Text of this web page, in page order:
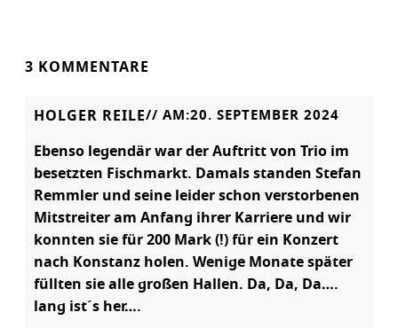
3 KOMMENTARE
HOLGER REILE// AM:20. SEPTEMBER 2024
Ebenso legendär war der Auftritt von Trio im
besetzten Fischmarkt. Damals standen Stefan
Remmler und seine leider schon verstorbenen
Mitstreiter am Anfang ihrer Karriere und wir
konnten sie für 200 Mark (!) für ein Konzert
nach Konstanz holen. Wenige Monate später
füllten sie alle großen Hallen. Da, Da, Da….
lang ist´s her….